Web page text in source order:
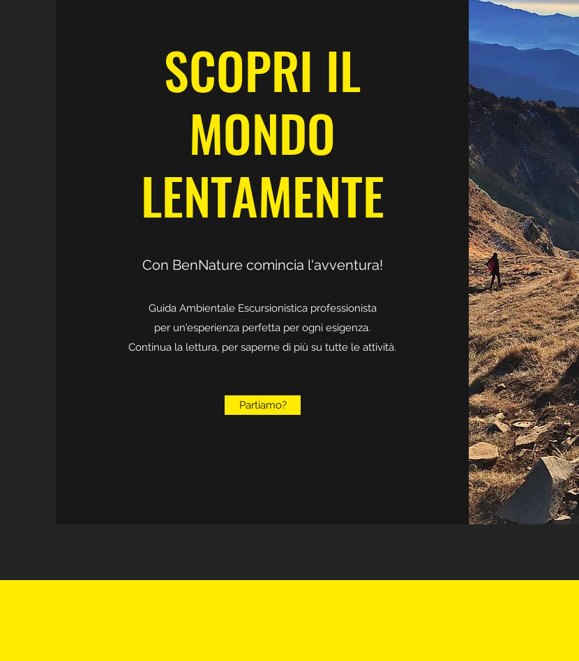
SCOPRI IL
MONDO
LENTAMENTE
Con BenNature comincia l'avventura!
Guida Ambientale Escursionistica professionista
per un'esperienza perfetta per ogni esigenza.
Continua la lettura, per saperne di più su tutte le attività.
Partiamo?